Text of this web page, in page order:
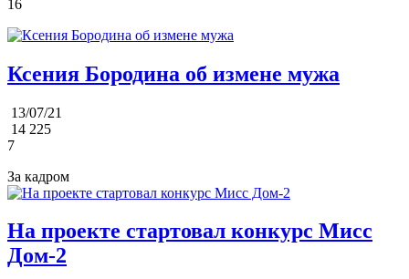
16
Ксения Бородина об измене мужа
13/07/21
14 225
7
За кадром
На проекте стартовал конкурс Мисс
Дом-2